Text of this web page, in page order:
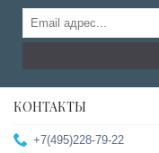
КОНТАКТЫ
+7(495)228-79-22